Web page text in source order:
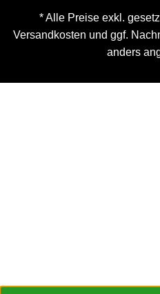
* Alle Preise exkl.
Versandkosten und ggf.
anders